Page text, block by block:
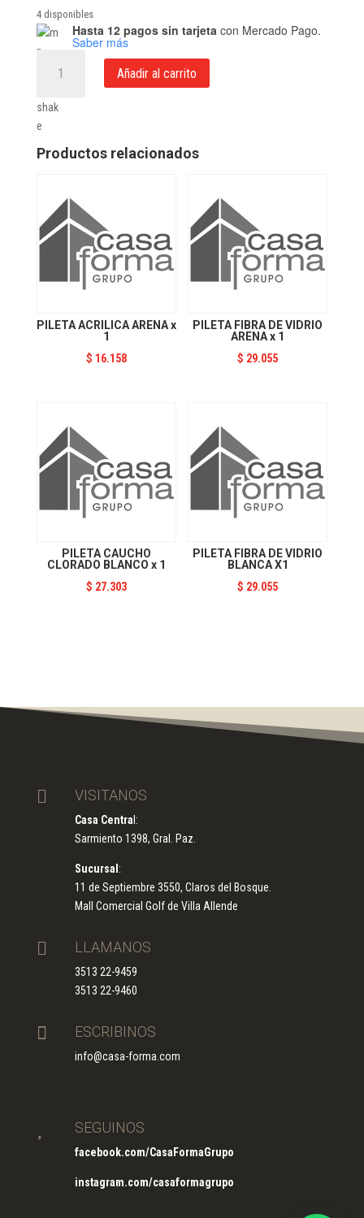
4 disponibles
Hasta 12 pagos sin tarjeta con Mercado Pago.
Saber más
ACRILICA
AGUA
x
20
Añadir al carrito
Productos relacionados
PILETA ACRILICA ARENA x
1
$ 16.158
PILETA FIBRA DE VIDRIO
ARENA x 1
$ 29.055
PILETA CAUCHO
CLORADO BLANCO x 1
$ 27.303
PILETA FIBRA DE VIDRIO
BLANCA X1
$ 29.055
 VISITANOS
Casa Centra l:
Sarmiento 1398, Gral. Paz.
Sucursal :
11 de Septiembre 3550, Claros del Bosque.
Mall Comercial Golf de Villa Allende
 LLAMANOS
3513 22-9459
3513 22-9460
 ESCRIBINOS
info@casa-forma.com
SEGUINOS
facebook.com/CasaFormaGrupo
instagram.com/casaformagrupo